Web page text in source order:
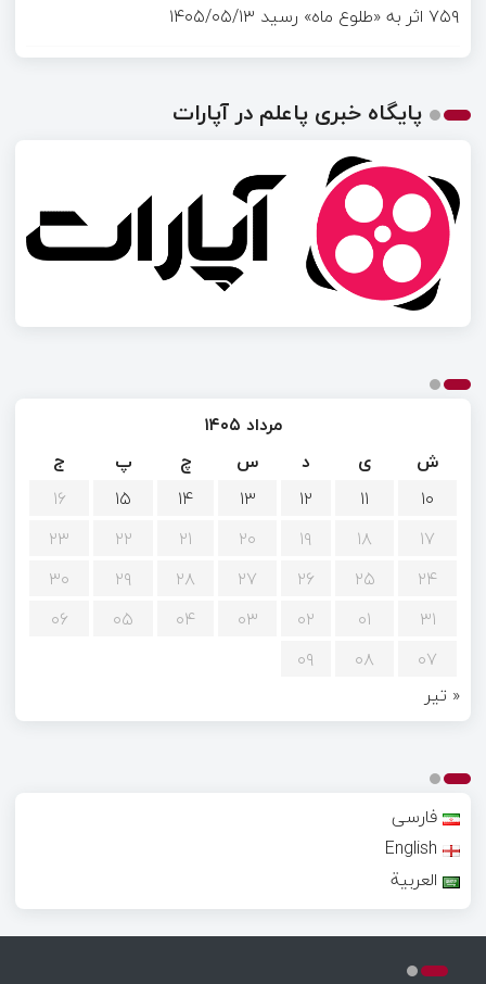
۷۵۹ اثر به «طلوع ماه» رسید
۱۴۰۵/۰۵/۱۳
پایگاه خبری پاعلم در آپارات
مرداد ۱۴۰۵
ش
ی د س چ پ
ج
۱۰
۱۱ ۱۲ ۱۳ ۱۴ ۱۵
۱۶
۱۷
۱۸ ۱۹ ۲۰ ۲۱ ۲۲
۲۳
۲۴
۲۵ ۲۶ ۲۷ ۲۸ ۲۹
۳۰
۳۱
۰۱ ۰۲ ۰۳ ۰۴ ۰۵
۰۶
۰۷
۰۸
۰۹
« تیر
فارسی
English
العربية